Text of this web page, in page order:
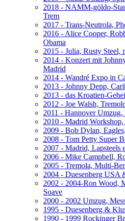
2018 - NAMM-göldo-
Trem
2017 - Trans-Neutrola,
2016 - Alice Cooper,
Obama
2015 - Julia, Rusty Steel,
2014 - Konzert mit
Madrid
2014 - Wandré Expo in
2013 - Johnny Depp,
2013 - das Kroatien-
2012 - Joe Walsh,
2011 - Hannover Umzug,
2010 - Madrid Workshop,
2009 - Bob Dylan,
2008 - Tom Petty Super
2007 - Madrid, Lapsteels
2006 - Mike Campbell,
2005 - Tremola, Multi-
2004 - Duesenberg USA
2002 - 2004-Ron Wood,
Soave
2000 - 2002 Umzug,
1995 - Duesenberg &
1990 - 1999 Rockinger